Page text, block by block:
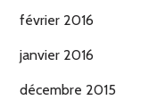
février 2016
janvier 2016
décembre 2015